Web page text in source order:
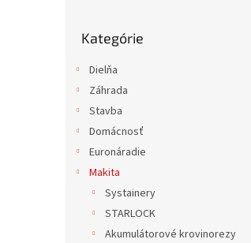
kategórie
Kategórie
Dielňa
Záhrada
Stavba
Domácnosť
Euronáradie
Makita
Systainery
STARLOCK
Akumulátorové krovinorezy